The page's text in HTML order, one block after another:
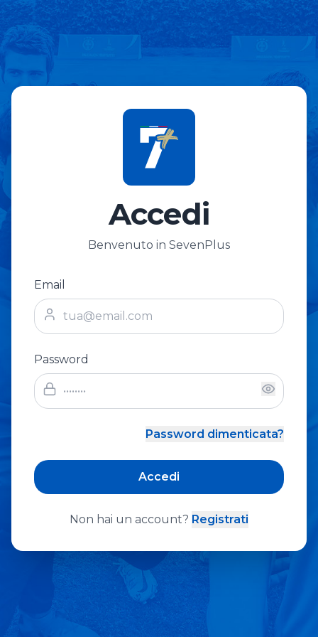
Accedi
Benvenuto in SevenPlus
Email
Password
Password dimenticata?
Accedi
Non hai un account? Registrati